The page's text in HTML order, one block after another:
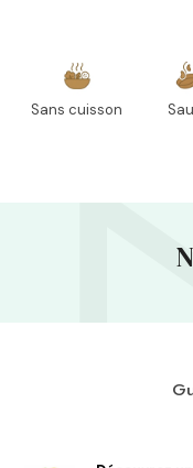
Sans cuisson